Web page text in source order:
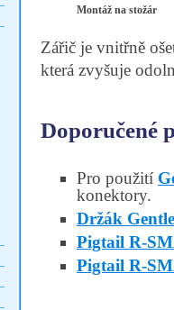
Montáž na stožár
Zářič je vnitřně
která zvyšuje
Doporučené
Pro použití
konektory.
Držák
Pigtail R-
Pigtail R-